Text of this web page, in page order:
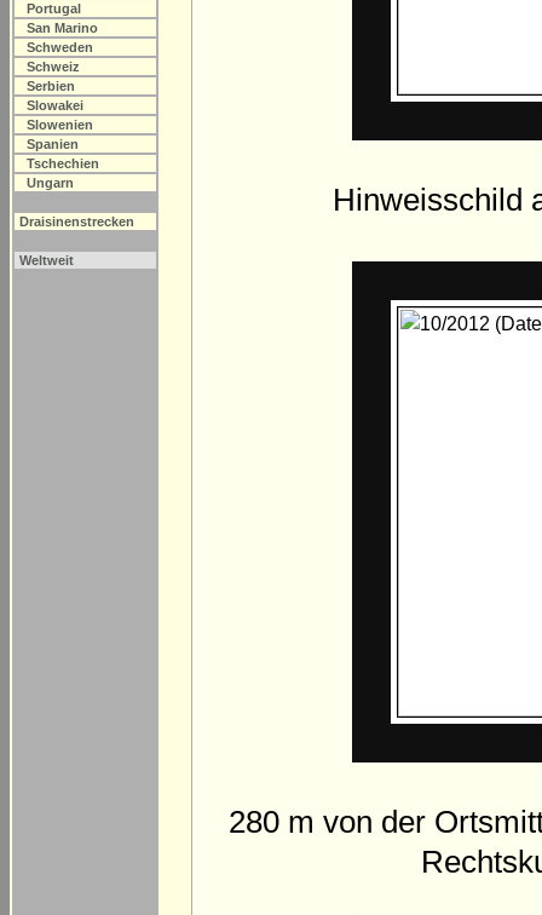
Portugal
San Marino
Schweden
Schweiz
Serbien
Slowakei
Slowenien
Spanien
Tschechien
Ungarn
Draisinenstrecken
Weltweit
Hinweisschild
280 m von der